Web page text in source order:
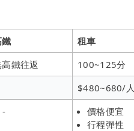
租車
鐵往返 100~125分
$480~680/人
-
價格便宜
行程彈性